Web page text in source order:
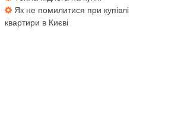
Як не помилитися при купівлі
квартири в Києві